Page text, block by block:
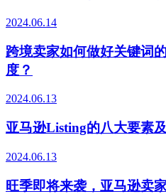
2024.06.14
跨境卖家如何做好关键词
度？
2024.06.13
亚马逊Listing的八大要素
2024.06.13
旺季即将来袭，亚马逊卖